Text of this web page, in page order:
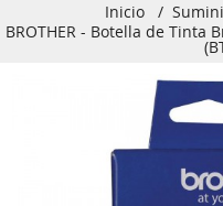
Inicio /
BROTHER - Botella de Tinta